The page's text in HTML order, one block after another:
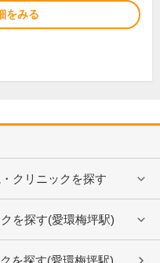
をみる
クリニックを探す
を探す(愛環梅坪駅)
を探す(愛環梅坪駅)